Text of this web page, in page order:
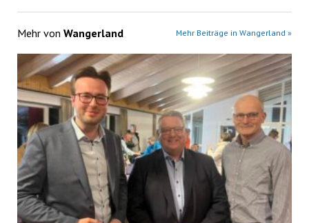
Mehr von Wangerland Mehr Beiträge in Wangerland »